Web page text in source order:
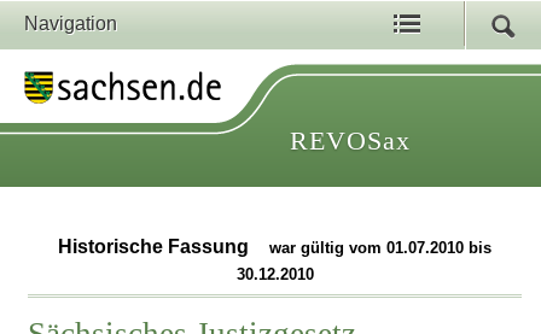
Navigation
REVOSax
Historische Fassung
war gültig vom 01.07.2010 bis
30.12.2010